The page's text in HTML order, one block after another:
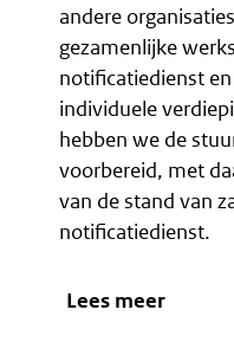
andere
gezamenlijke
notificatiedienst
individuele
hebben we de
voorbereid, met
van de stand van
notificatiedienst.
Lees meer